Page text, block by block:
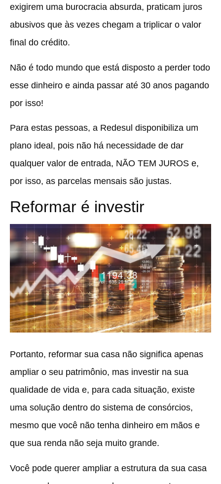
exigirem uma burocracia absurda, praticam juros
abusivos que às vezes chegam a triplicar o valor
final do crédito.
Não é todo mundo que está disposto a perder todo
esse dinheiro e ainda passar até 30 anos pagando
por isso!
Para estas pessoas, a Redesul disponibiliza um
plano ideal, pois não há necessidade de dar
qualquer valor de entrada, NÃO TEM JUROS e,
por isso, as parcelas mensais são justas.
Reformar é investir
Portanto, reformar sua casa não significa apenas
ampliar o seu patrimônio, mas investir na sua
qualidade de vida e, para cada situação, existe
uma solução dentro do sistema de consórcios,
mesmo que você não tenha dinheiro em mãos e
que sua renda não seja muito grande.
Você pode querer ampliar a estrutura da sua casa